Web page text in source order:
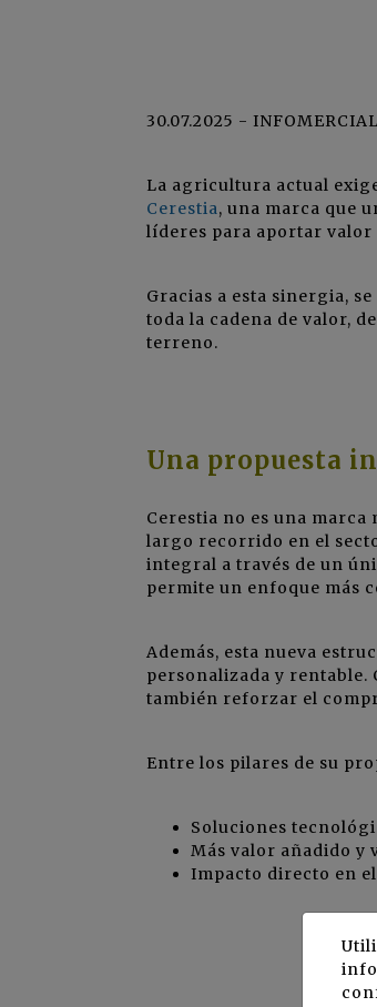
30.07.2025 - INFOMERCIAL
La agricultura actual
Cerestia, una marca que
líderes para aportar
Gracias a esta sinergia,
toda la cadena de valor,
terreno.
Una propuesta
Cerestia no es una
largo recorrido en el
integral a través de un
permite un enfoque más
Además, esta nueva
personalizada y rentable.
también reforzar el
Entre los pilares de su
Soluciones
Más valor añadido
Impacto directo en